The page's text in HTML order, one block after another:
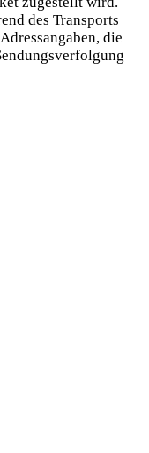
des Transports
die